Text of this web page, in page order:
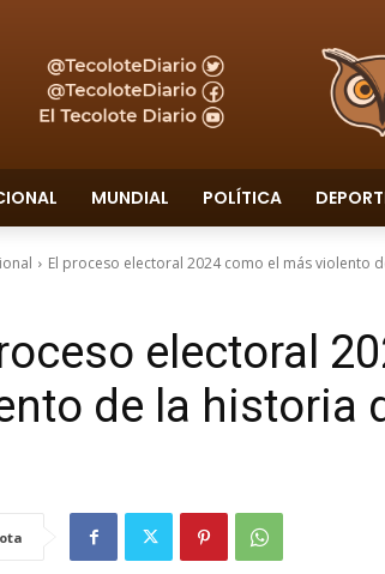
MUNDIAL POLÍTICA
El proceso electoral 2024 como el más violento
electoral
de la historia